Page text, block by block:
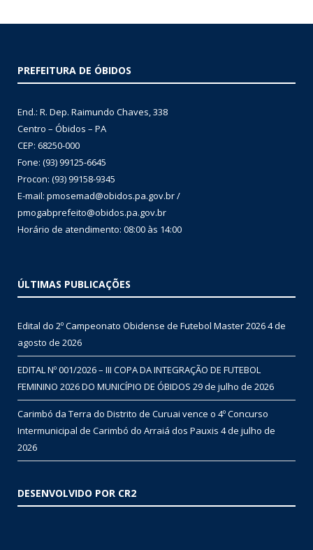
PREFEITURA DE ÓBIDOS
End.: R. Dep. Raimundo Chaves, 338
Centro – Óbidos – PA
CEP: 68250-000
Fone: (93) 99125-6645
Procon: (93) 99158-9345
E-mail: pmosemad@obidos.pa.gov.br /
pmogabprefeito@obidos.pa.gov.br
Horário de atendimento: 08:00 às 14:00
ÚLTIMAS PUBLICAÇÕES
Edital do 2º Campeonato Obidense de Futebol Master 20264 de
agosto de 2026
EDITAL Nº 001/2026 – III COPA DA INTEGRAÇÃO DE FUTEBOL
FEMININO 2026 DO MUNICÍPIO DE ÓBIDOS 29 de julho de 2026
Carimbó da Terra do Distrito de Curuai vence o 4º Concurso
Intermunicipal de Carimbó do Arraiá dos Pauxis 4 de julho de
2026
DESENVOLVIDO POR CR2